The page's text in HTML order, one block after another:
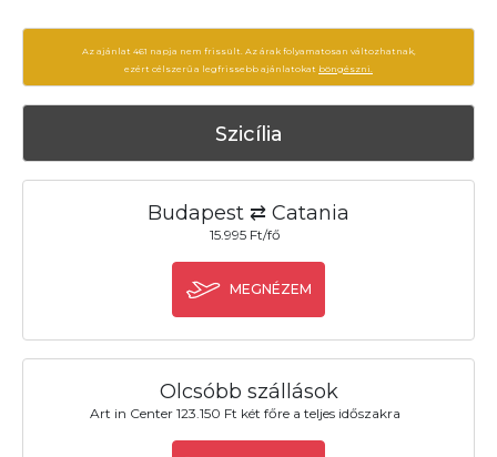
Az ajánlat 461 napja nem frissült. Az árak folyamatosan változhatnak,
ezért célszerű a legfrissebb ajánlatokat böngészni.
Szicília
Budapest ⇄ Catania
15.995 Ft/fő
MEGNÉZEM
Olcsóbb szállások
Art in Center 123.150 Ft két főre a teljes időszakra